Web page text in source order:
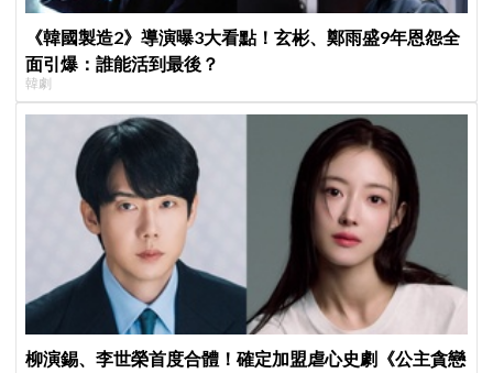
《韓國製造2》導演曝3大看點！玄彬、鄭雨盛9年恩怨全
面引爆：誰能活到最後？
韓劇
柳演錫、李世榮首度合體！確定加盟虐心史劇《公主貪戀